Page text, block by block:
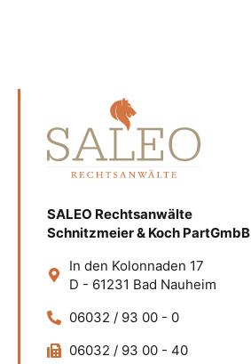
SALEO Rechtsanwälte
Schnitzmeier & Koch PartGmbB
In den Kolonnaden 17
D - 61231 Bad Nauheim
06032 / 93 00 - 0
06032 / 93 00 - 40